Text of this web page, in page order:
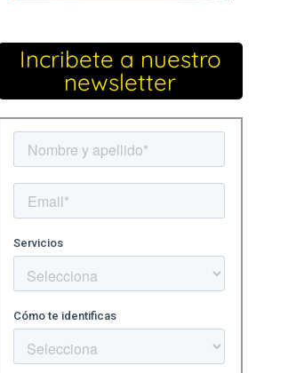
Incribete a nuestro
newsletter